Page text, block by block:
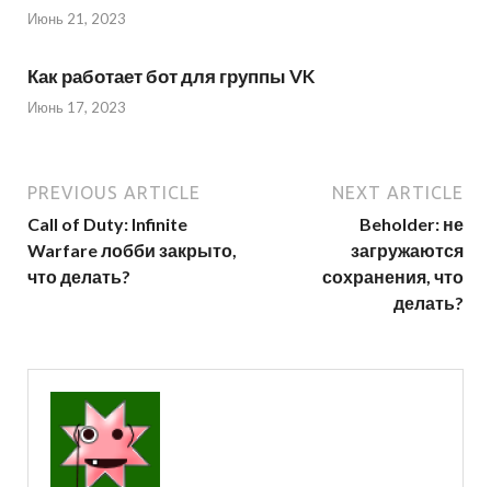
Июнь 21, 2023
Как работает бот для группы VK
Июнь 17, 2023
PREVIOUS ARTICLE
Call of Duty: Infinite
Warfare лобби закрыто,
что делать?
NEXT ARTICLE
Beholder: не
загружаются
сохранения, что
делать?